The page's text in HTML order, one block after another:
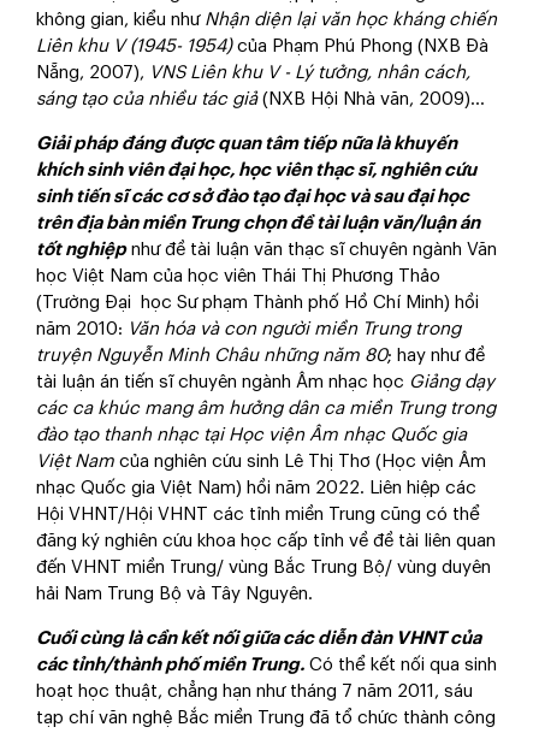
không gian, kiểu như Nhận diện lại văn học kháng chiến
Liên khu V (1945- 1954) của Phạm Phú Phong (NXB Đà
Nẵng, 2007), VNS Liên khu V - Lý tưởng, nhân cách,
sáng tạo của nhiều tác giả (NXB Hội Nhà văn, 2009)…
Giải pháp đáng được quan tâm tiếp nữa là khuyến
khích sinh viên đại học, học viên thạc sĩ, nghiên cứu
sinh tiến sĩ các cơ sở đào tạo đại học và sau đại học
trên địa bàn miền Trung chọn đề tài luận văn/luận án
tốt nghiệp như đề tài luận văn thạc sĩ chuyên ngành Văn
học Việt Nam của học viên Thái Thị Phương Thảo
(Trường Đại học Sư phạm Thành phố Hồ Chí Minh) hồi
năm 2010: Văn hóa và con người miền Trung trong
truyện Nguyễn Minh Châu những năm 80; hay như đề
tài luận án tiến sĩ chuyên ngành Âm nhạc học Giảng dạy
các ca khúc mang âm hưởng dân ca miền Trung trong
đào tạo thanh nhạc tại Học viện Âm nhạc Quốc gia
Việt Nam của nghiên cứu sinh Lê Thị Thơ (Học viện Âm
nhạc Quốc gia Việt Nam) hồi năm 2022. Liên hiệp các
Hội VHNT/Hội VHNT các tỉnh miền Trung cũng có thể
đăng ký nghiên cứu khoa học cấp tỉnh về đề tài liên quan
đến VHNT miền Trung/ vùng Bắc Trung Bộ/ vùng duyên
hải Nam Trung Bộ và Tây Nguyên.
Cuối cùng là cần kết nối giữa các diễn đàn VHNT của
các tỉnh/thành phố miền Trung. Có thể kết nối qua sinh
hoạt học thuật, chẳng hạn như tháng 7 năm 2011, sáu
tạp chí văn nghệ Bắc miền Trung đã tổ chức thành công